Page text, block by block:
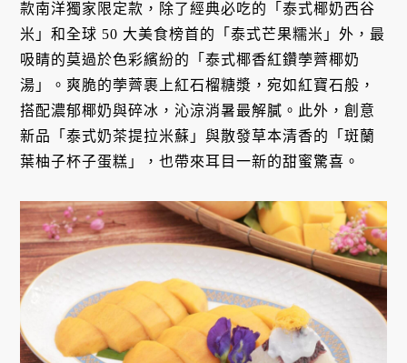
款南洋獨家限定款，除了經典必吃的「泰式椰奶西谷
米」和全球 50 大美食榜首的「泰式芒果糯米」外，最
吸睛的莫過於色彩繽紛的「泰式椰香紅鑽荸薺椰奶
湯」。爽脆的荸薺裹上紅石榴糖漿，宛如紅寶石般，
搭配濃郁椰奶與碎冰，沁涼消暑最解膩。此外，創意
新品「泰式奶茶提拉米蘇」與散發草本清香的「斑蘭
葉柚子杯子蛋糕」，也帶來耳目一新的甜蜜驚喜。